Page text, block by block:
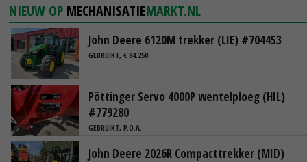
NIEUW OP MECHANISATIEMARKT.NL
John Deere 6120M trekker (LIE) #704453
GEBRUIKT, € 84.250
Pöttinger Servo 4000P wentelploeg (HIL)
#779280
GEBRUIKT, P.O.A.
John Deere 2026R Compacttrekker (MID)